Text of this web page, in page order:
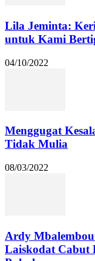
Lila Jeminta:
untuk Kami
04/10/2022
Menggugat
Tidak Mulia
08/03/2022
Ardy
Laiskodat Cabut